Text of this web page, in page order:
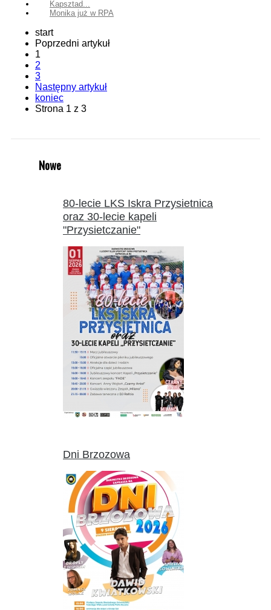
Kapsztad...
Monika już w RPA
start
Poprzedni artykuł
1
2
3
Następny artykuł
koniec
Strona 1 z 3
Nowe
80-lecie LKS Iskra Przysietnica
oraz 30-lecie kapeli
"Przysietczanie"
Dni Brzozowa